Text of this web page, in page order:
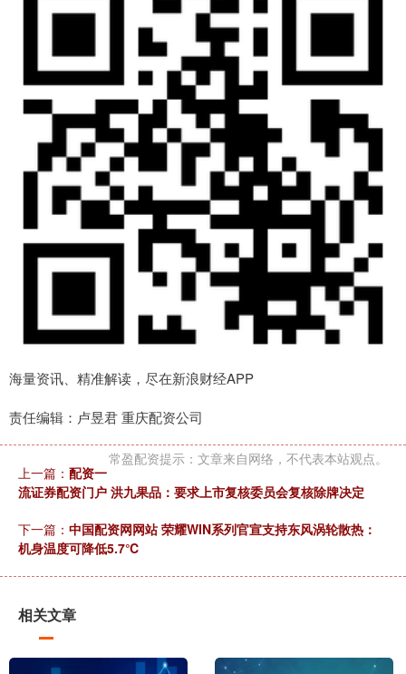
海量资讯、精准解读，尽在新浪财经APP
责任编辑：卢昱君 重庆配资公司
常盈配资提示：文章来自网络，不代表本站观点。
上一篇： 配资一
流证券配资门户 洪九果品：要求上市复核委员会复核除牌决定
下一篇： 中国配资网网站 荣耀WIN系列官宣支持东风涡轮散热：
机身温度可降低5.7℃
相关文章